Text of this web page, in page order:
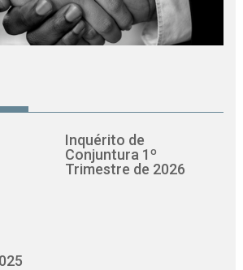
Inquérito de
Conjuntura 1º
Trimestre de 2026